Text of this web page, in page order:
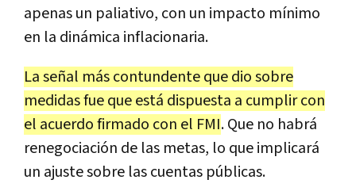
apenas un paliativo, con un impacto mínimo
en la dinámica inflacionaria.
La señal más contundente que dio sobre
medidas fue que está dispuesta a cumplir con
el acuerdo firmado con el FMI. Que no habrá
renegociación de las metas, lo que implicará
un ajuste sobre las cuentas públicas.